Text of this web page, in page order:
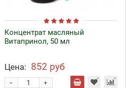
Концентрат масляный
Витапринол, 50 мл
Цена: 852 руб
+
-